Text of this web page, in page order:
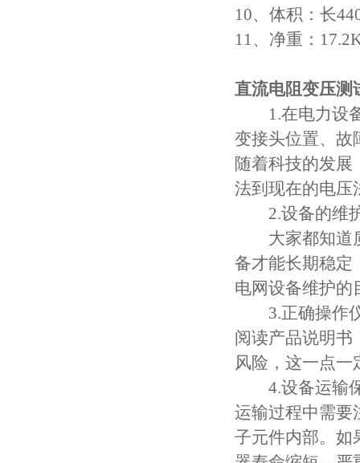
10、体积：长
11、净重：
直流电阻变压测
1.在电力设备
变接头位置、故
随着科技的发展
法到现在的电压
2.设备的维护
大家都知道质
备才能长期稳定
电网设备维护的
3.正确操作仪
阅读产品说明书
风险，这一点一
4.设备运输保
运输过程中需要
子元件内部。如